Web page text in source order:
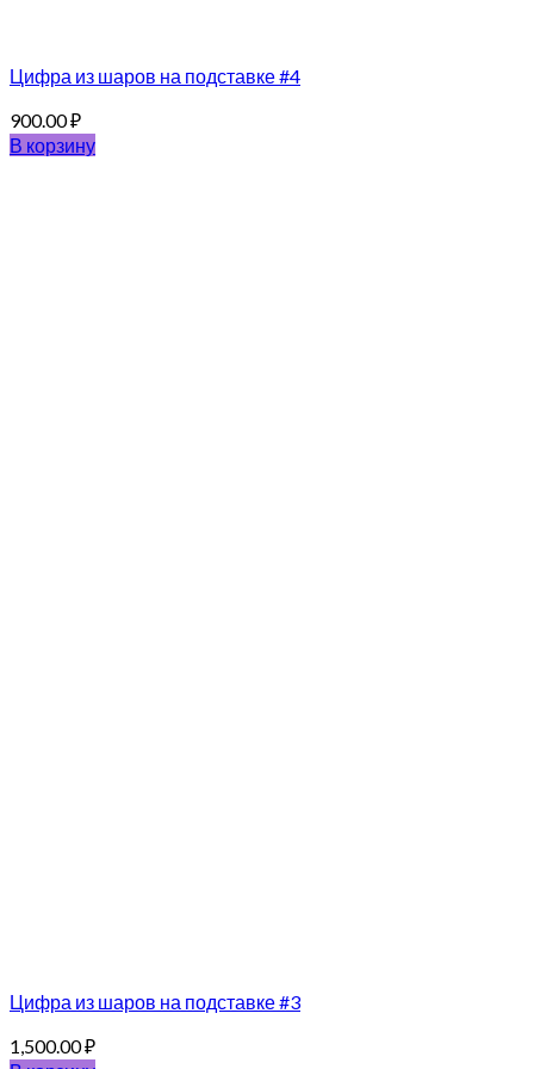
Цифра из шаров на подставке #4
900.00₽
В корзину
Цифра из шаров на подставке #3
1,500.00₽